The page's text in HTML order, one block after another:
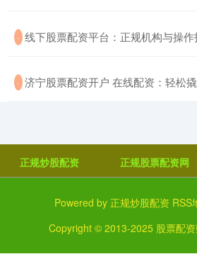
· 线下股票配资平台：正规机构与操作
· 济宁股票配资开户 在线配资：轻松
正规炒股配资 正规股票配资网
Powered by 正规炒股配资 RSS
Copyright © 2013-2025 股票配